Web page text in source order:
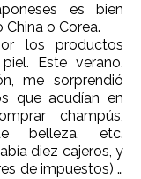
es bien
o Corea.
los productos
Este verano,
me sorprendió
que acudían en
champús,
belleza, etc.
diez cajeros, y
de impuestos) …